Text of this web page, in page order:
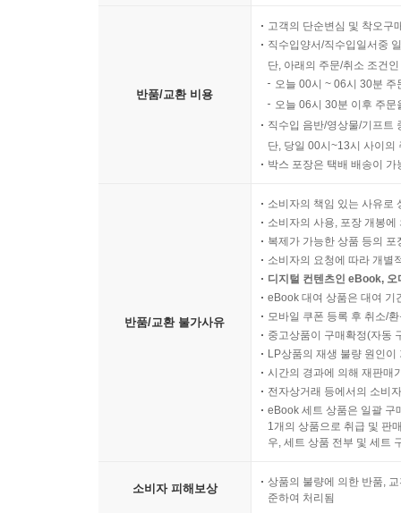
반품/교환 비용
고객의 단순변심 및 착오구
직수입양서/직수입일서중
단, 아래의 주문/취소 조건
오늘 00시 ~ 06시 30분
오늘 06시 30분 이후 주
직수입 음반/영상물/기프트
단, 당일 00시~13시 사이의
박스 포장은 택배 배송이
반품/교환 불가사유
소비자의 책임 있는 사유로
소비자의 사용, 포장 개봉
복제가 가능한 상품 등의
소비자의 요청에 따라 개별
디지털 컨텐츠인 eBook,
eBook 대여 상품은 대여 기
모바일 쿠폰 등록 후 취소/
중고상품이 구매확정(자동
LP상품의 재생 불량 원인
시간의 경과에 의해 재판매
전자상거래 등에서의 소비
eBook 세트 상품은 일괄 구
1개의 상품으로 취급 및 판
우, 세트 상품 전부 및 세트
소비자 피해보상
상품의 불량에 의한 반품,
준하여 처리됨